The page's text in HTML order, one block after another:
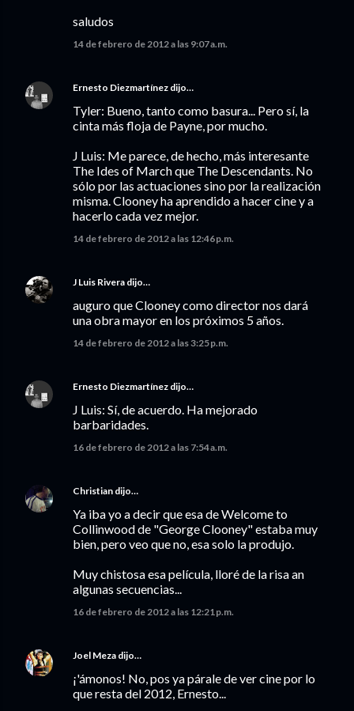
saludos
14 de febrero de 2012 a las 9:07 a.m.
Ernesto Diezmartínez dijo…
Tyler: Bueno, tanto como basura... Pero sí, la
cinta más floja de Payne, por mucho.
J Luis: Me parece, de hecho, más interesante
The Ides of March que The Descendants. No
sólo por las actuaciones sino por la realización
misma. Clooney ha aprendido a hacer cine y a
hacerlo cada vez mejor.
14 de febrero de 2012 a las 12:46 p.m.
J Luis Rivera dijo…
auguro que Clooney como director nos dará
una obra mayor en los próximos 5 años.
14 de febrero de 2012 a las 3:25 p.m.
Ernesto Diezmartínez dijo…
J Luis: Sí, de acuerdo. Ha mejorado
barbaridades.
16 de febrero de 2012 a las 7:54 a.m.
Christian dijo…
Ya iba yo a decir que esa de Welcome to
Collinwood de "George Clooney" estaba muy
bien, pero veo que no, esa solo la produjo.
Muy chistosa esa película, lloré de la risa an
algunas secuencias...
16 de febrero de 2012 a las 12:21 p.m.
Joel Meza dijo…
¡'ámonos! No, pos ya párale de ver cine por lo
que resta del 2012, Ernesto...